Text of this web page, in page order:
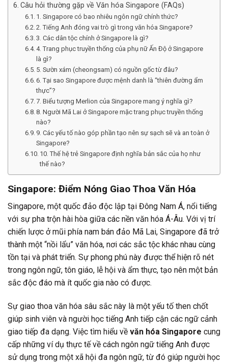
Câu hỏi thường gặp về Văn hóa Singapore (FAQs)
1. Singapore có bao nhiêu ngôn ngữ chính thức?
2. Tiếng Anh đóng vai trò gì trong văn hóa Singapore?
3. Các dân tộc chính ở Singapore là gì?
4. Trang phục truyền thống của phụ nữ Ấn Độ ở Singapore
là gì?
5. Sườn xám (cheongsam) có nguồn gốc từ đâu?
6. Tại sao Singapore được mệnh danh là “thiên đường ẩm
thực”?
7. Biểu tượng Merlion của Singapore mang ý nghĩa gì?
8. Người Mã Lai ở Singapore mặc trang phục truyền thống
nào?
9. Các yếu tố nào góp phần tạo nên sự sạch sẽ và an toàn ở
Singapore?
10. Thế hệ trẻ Singapore định nghĩa bản sắc của họ như
thế nào?
Singapore: Điểm Nóng Giao Thoa Văn Hóa
Singapore, một quốc đảo độc lập tại Đông Nam Á, nổi tiếng
với sự pha trộn hài hòa giữa các nền văn hóa Á-Âu. Với vị trí
chiến lược ở mũi phía nam bán đảo Mã Lai, Singapore đã trở
thành một “nồi lẩu” văn hóa, nơi các sắc tộc khác nhau cùng
tồn tại và phát triển. Sự phong phú này được thể hiện rõ nét
trong ngôn ngữ, tôn giáo, lễ hội và ẩm thực, tạo nên một bản
sắc độc đáo mà ít quốc gia nào có được.
Sự giao thoa văn hóa sâu sắc này là một yếu tố then chốt
giúp sinh viên và người học tiếng Anh tiếp cận các ngữ cảnh
giao tiếp đa dạng. Việc tìm hiểu về văn hóa Singapore cung
cấp những ví dụ thực tế về cách ngôn ngữ tiếng Anh được
sử dụng trong một xã hội đa ngôn ngữ, từ đó giúp người học